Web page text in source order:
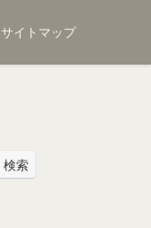
サイトマップ
検索